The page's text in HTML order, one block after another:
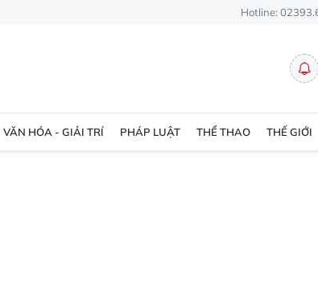
Hotline:
VĂN HÓA - GIẢI TRÍ PHÁP LUẬT THỂ THAO THẾ GIỚI